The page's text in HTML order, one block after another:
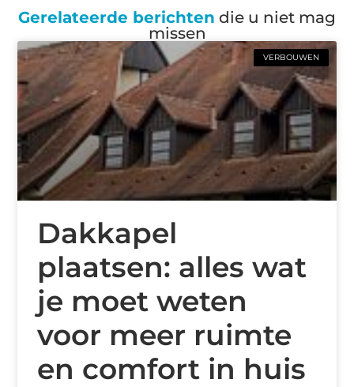
Gerelateerde berichten die u niet mag
missen
VERBOUWEN
Dakkapel
plaatsen: alles wat
je moet weten
voor meer ruimte
en comfort in huis